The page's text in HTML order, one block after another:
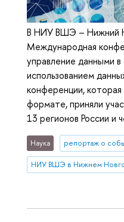
В НИУ ВШЭ – Нижний
Международная
управление данными
использованием
конференции,
формате, приняли
13 регионов России и
Наука репортаж о
НИУ ВШЭ в Нижнем